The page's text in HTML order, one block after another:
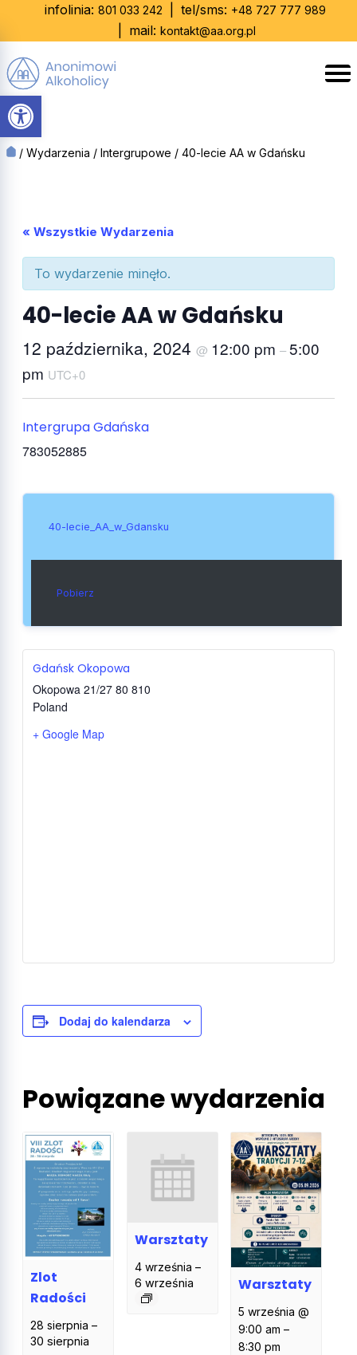
Otwórz pasek narzędzi
infolinia: 801 033 242 tel/sms: +48 727 777 989
mail: kontakt@aa.org.pl
/ Wydarzenia / Intergrupowe / 40-lecie AA w Gdańsku
« Wszystkie Wydarzenia
To wydarzenie minęło.
40-lecie AA w Gdańsku
12 października, 2024 @ 12:00 pm –5:00
pm UTC+0
Intergrupa Gdańska
783052885
40-lecie_AA_w_Gdansku
Pobierz
Gdańsk Okopowa
Okopowa 21/27 80 810
Poland
+ Google Map
Dodaj do kalendarza
Powiązane wydarzenia
Zlot
Radości
28 sierpnia –
30 sierpnia
Warsztaty
4 września –
6 września
Warsztaty
5 września @
9:00 am –
8:30 pm